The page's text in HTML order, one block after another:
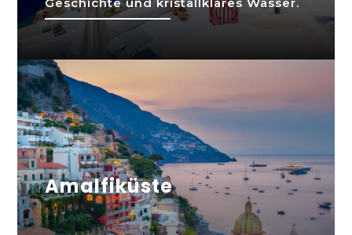
Amalfiküste